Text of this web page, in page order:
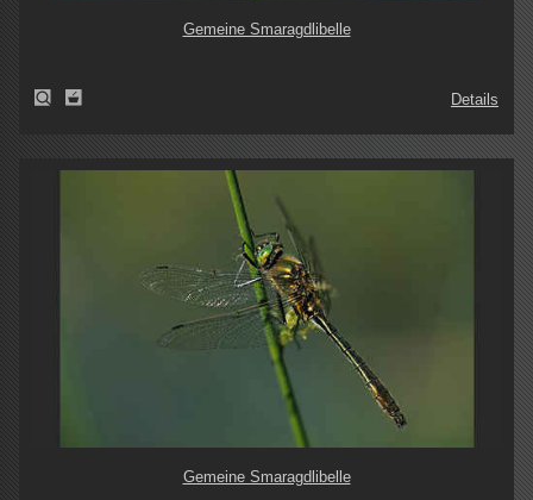
Gemeine Smaragdlibelle
Details
Gemeine Smaragdlibelle